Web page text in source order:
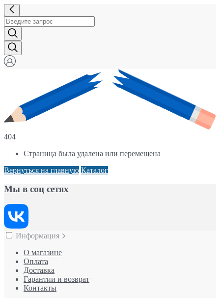
404
Страница была удалена или перемещена
Вернуться на главную Каталог
Мы в соц сетях
Информация
О магазине
Оплата
Доставка
Гарантии и возврат
Контакты